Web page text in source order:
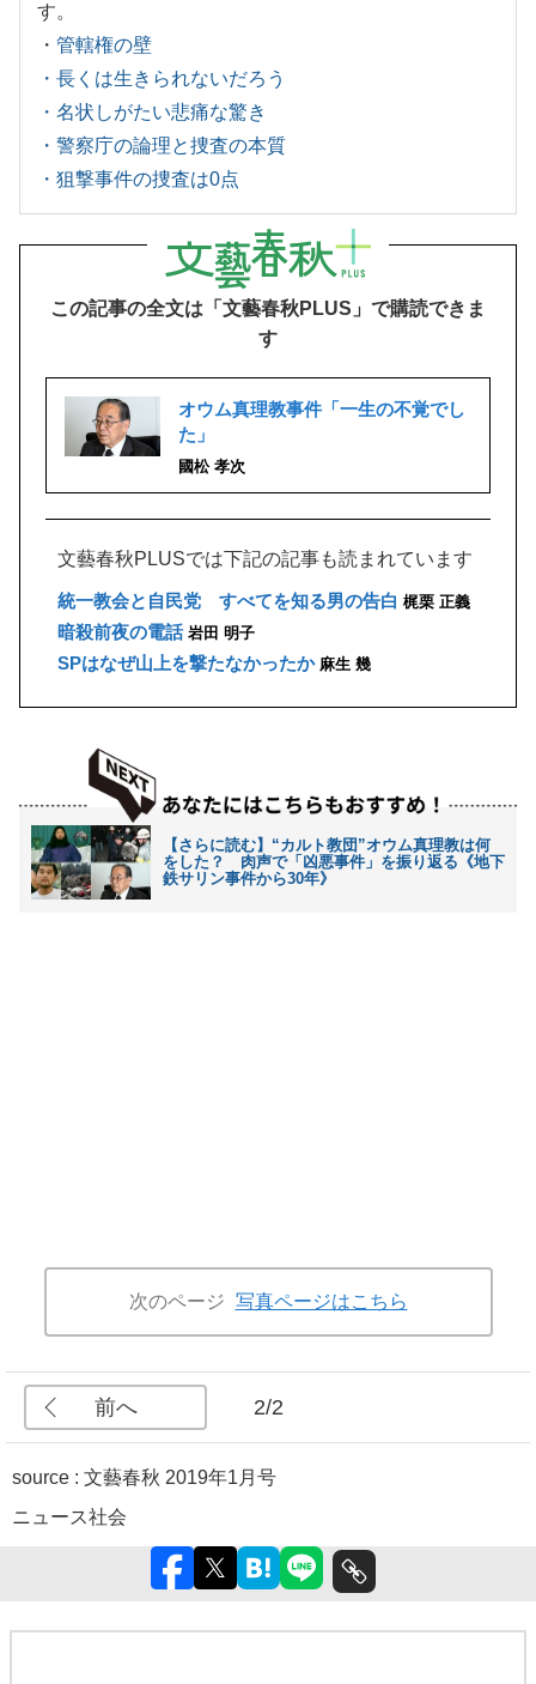
す。
・ 管轄権の壁
・長くは生きられないだろう
・名状しがたい悲痛な驚き
・警察庁の論理と捜査の本質
・狙撃事件の捜査は0点
この記事の全文は「文藝春秋PLUS」で購読できま
す
オウム真理教事件「一生の不覚でし
た」
國松 孝次
文藝春秋PLUSでは下記の記事も読まれています
統一教会と自民党 すべてを知る男の告白 梶栗 正義
暗殺前夜の電話 岩田 明子
SPはなぜ山上を撃たなかったか 麻生 幾
【さらに読む】“カルト教団”オウム真理教は何
をした？ 肉声で「凶悪事件」を振り返る《地下
鉄サリン事件から30年》
次のページ 写真ページはこちら
前へ 2/2
source : 文藝春秋 2019年1月号
ニュース社会